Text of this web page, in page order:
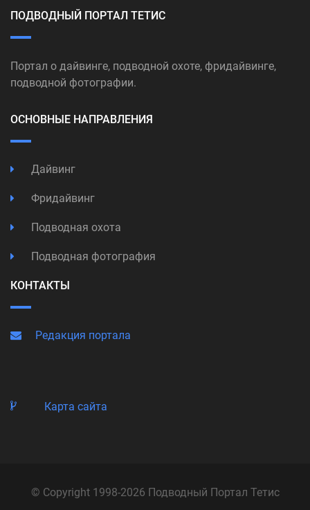
ПОДВОДНЫЙ ПОРТАЛ ТЕТИС
Портал о дайвинге, подводной охоте, фридайвинге,
подводной фотографии.
ОСНОВНЫЕ НАПРАВЛЕНИЯ
Дайвинг
Фридайвинг
Подводная охота
Подводная фотография
КОНТАКТЫ
Редакция портала
Карта сайта
© Copyright 1998-2026 Подводный Портал Тетис